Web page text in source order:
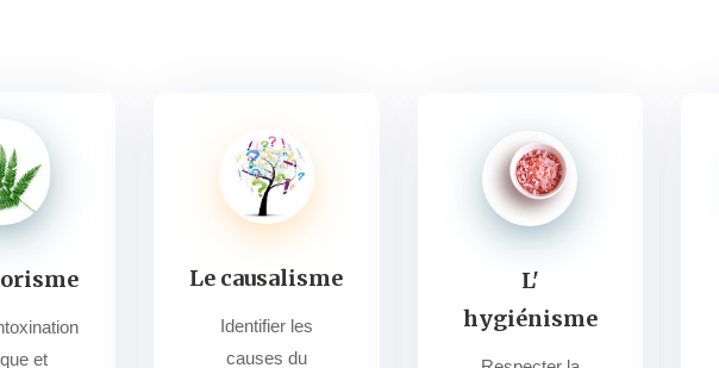
et
Le causalisme
Identifier les
causes du
L'
hygiénisme